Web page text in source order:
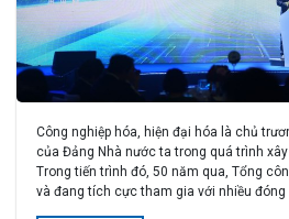
Công nghiệp hóa, hiện đại hóa là chủ
của Đảng Nhà nước ta trong quá trình xây
Trong tiến trình đó, 50 năm qua, Tổng
và đang tích cực tham gia với nhiều đóng